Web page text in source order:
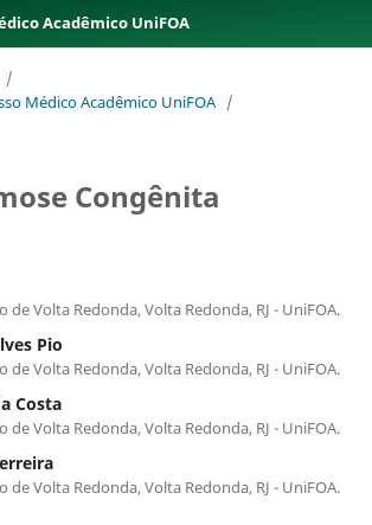
Acadêmico UniFOA
/
Médico Acadêmico UniFOA /
Congênita
Volta Redonda, Volta Redonda, RJ - UniFOA.
Pio
Volta Redonda, Volta Redonda, RJ - UniFOA.
Costa
Volta Redonda, Volta Redonda, RJ - UniFOA.
Volta Redonda, Volta Redonda, RJ - UniFOA.